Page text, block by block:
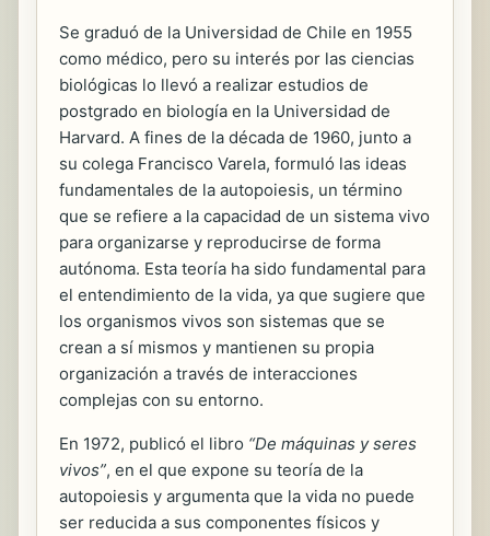
Se graduó de la Universidad de Chile en 1955
como médico, pero su interés por las ciencias
biológicas lo llevó a realizar estudios de
postgrado en biología en la Universidad de
Harvard. A fines de la década de 1960, junto a
su colega Francisco Varela, formuló las ideas
fundamentales de la autopoiesis, un término
que se refiere a la capacidad de un sistema vivo
para organizarse y reproducirse de forma
autónoma. Esta teoría ha sido fundamental para
el entendimiento de la vida, ya que sugiere que
los organismos vivos son sistemas que se
crean a sí mismos y mantienen su propia
organización a través de interacciones
complejas con su entorno.
En 1972, publicó el libro “De máquinas y seres
vivos”, en el que expone su teoría de la
autopoiesis y argumenta que la vida no puede
ser reducida a sus componentes físicos y